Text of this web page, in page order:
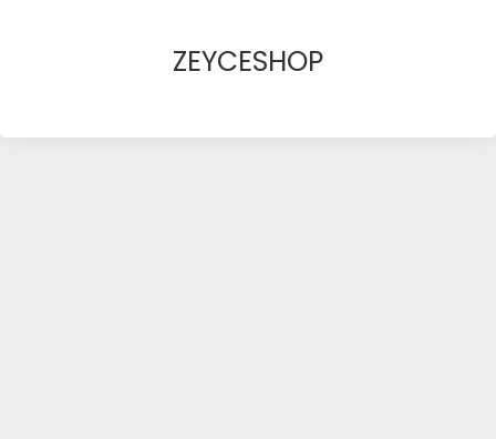
ZEYCESHOP